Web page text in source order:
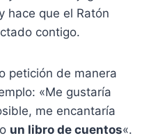
hace que el Ratón
contigo.
petición de manera
«Me gustaría
me encantaría
o un libro de cuentos«.